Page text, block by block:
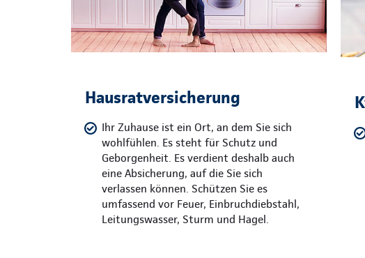
Hausratversicherung
Ihr Zuhause ist ein Ort, an dem Sie sich
wohlfühlen. Es steht für Schutz und
Geborgenheit. Es verdient deshalb auch
eine Absicherung, auf die Sie sich
verlassen können. Schützen Sie es
umfassend vor Feuer, Einbruchdiebstahl,
Leitungswasser, Sturm und Hagel.